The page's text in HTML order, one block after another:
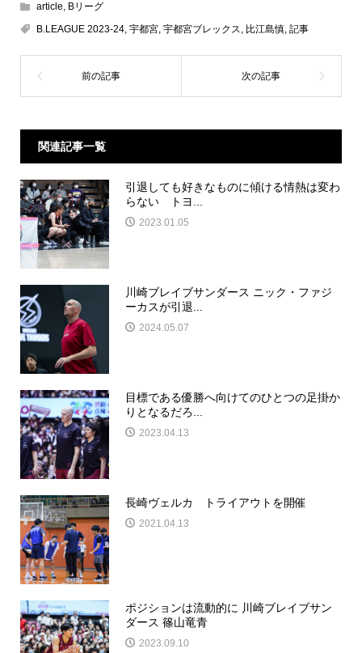
article, Bリーグ
B.LEAGUE 2023-24, 宇都宮, 宇都宮ブレックス, 比江島慎, 記事
関連記事一覧
引退しても好きなものに傾ける情熱は変わ
らない トヨ...
2023.01.05
川崎ブレイブサンダース ニック・ファジ
ーカスが引退...
2024.05.07
目標である優勝へ向けてのひとつの足掛か
りとなるだろ...
2023.04.13
長崎ヴェルカ トライアウトを開催
2021.04.13
ポジションは流動的に 川崎ブレイブサン
ダース 篠山竜青
2023.09.10